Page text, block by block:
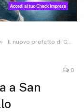
» Il nuovo prefetto di Campobasso in visita a San Massimo e Campitello Matese, garantita vicinanza a rilancio territorio
a San
0